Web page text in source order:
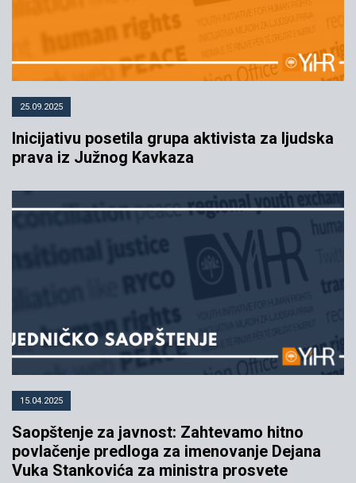
25.09.2025
Inicijativu posetila grupa aktivista za ljudska
prava iz Južnog Kavkaza
15.04.2025
Saopštenje za javnost: Zahtevamo hitno
povlačenje predloga za imenovanje Dejana
Vuka Stankovića za ministra prosvete